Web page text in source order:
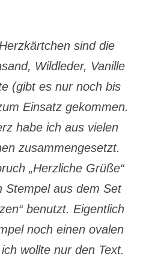
sind die
Wildleder, Vanille
(gibt es nur noch bis
Einsatz gekommen.
habe ich aus vielen
zusammengesetzt.
„Herzliche Grüße“
Stempel aus dem Set
benutzt. Eigentlich
noch einen ovalen
wollte nur den Text.